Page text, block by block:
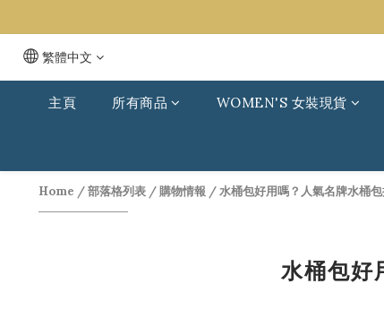
繁體中文
主頁 所有商品 WOMEN'S 女裝現貨
Home /部落格列表 /購物情報 /水桶包好用嗎？人氣名牌水桶
水桶包好